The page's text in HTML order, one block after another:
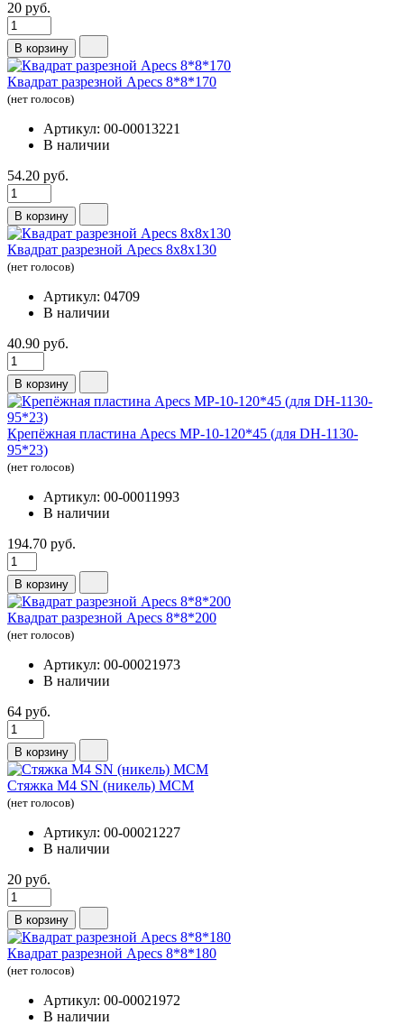
20 руб.
В корзину
Квадрат разрезной Apecs 8*8*170
(нет голосов)
Артикул: 00-00013221
В наличии
54.20 руб.
В корзину
Квадрат разрезной Apecs 8x8x130
(нет голосов)
Артикул: 04709
В наличии
40.90 руб.
В корзину
Крепёжная пластина Apecs MP-10-120*45 (для DH-1130-
95*23)
(нет голосов)
Артикул: 00-00011993
В наличии
194.70 руб.
В корзину
Квадрат разрезной Apecs 8*8*200
(нет голосов)
Артикул: 00-00021973
В наличии
64 руб.
В корзину
Стяжка М4 SN (никель) МСМ
(нет голосов)
Артикул: 00-00021227
В наличии
20 руб.
В корзину
Квадрат разрезной Apecs 8*8*180
(нет голосов)
Артикул: 00-00021972
В наличии